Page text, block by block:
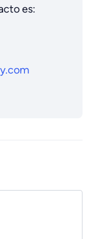
es: